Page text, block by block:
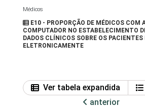
Médicos
E10 - PROPORÇÃO DE MÉDICOS COM
COMPUTADOR NO ESTABELECIMENTO
DADOS CLÍNICOS SOBRE OS
ELETRONICAMENTE
Ver tabela expandida
anterior